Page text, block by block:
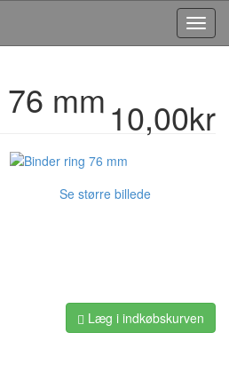
10,00kr
mm
Se større billede
Læg i indkøbskurven